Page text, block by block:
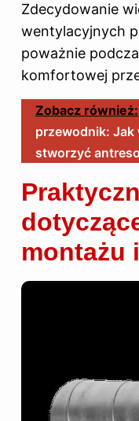
Zdecydowanie
wentylacyjnych
poważnie
komfortowej
Zobacz również:
przewodnik:
stworzyć
montażu